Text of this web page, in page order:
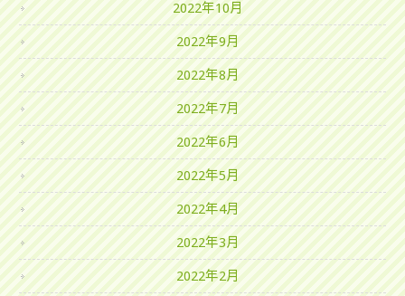
2022年10月
2022年9月
2022年8月
2022年7月
2022年6月
2022年5月
2022年4月
2022年3月
2022年2月